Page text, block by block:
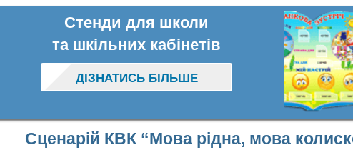
Стенди для школи
та шкільних кабінетів
ДІЗНАТИСЬ БІЛЬШЕ
Сценарій КВК “Мова рідна, мова